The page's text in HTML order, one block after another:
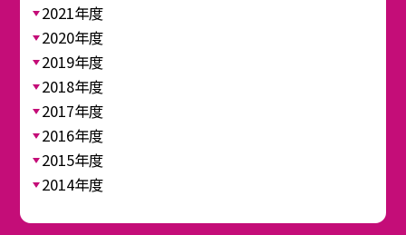
2021年度
2020年度
2019年度
2018年度
2017年度
2016年度
2015年度
2014年度